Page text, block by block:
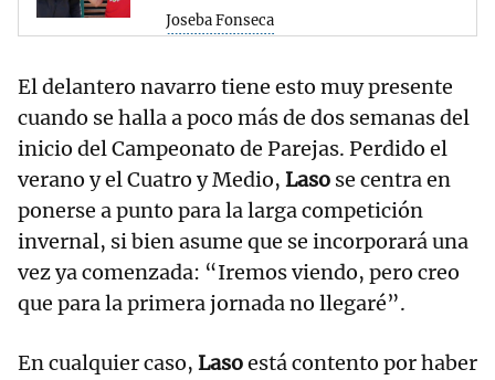
Joseba Fonseca
El delantero navarro tiene esto muy presente
cuando se halla a poco más de dos semanas del
inicio del Campeonato de Parejas. Perdido el
verano y el Cuatro y Medio, Laso se centra en
ponerse a punto para la larga competición
invernal, si bien asume que se incorporará una
vez ya comenzada: “Iremos viendo, pero creo
que para la primera jornada no llegaré”.
En cualquier caso, Lasoestá contento por haber